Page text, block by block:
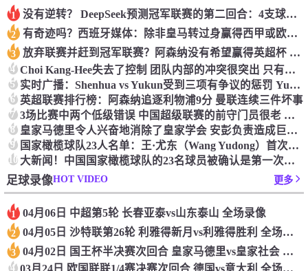
1 没有逆转？ DeepSeek预测冠军联赛的第二回合：4支球队在第一回合中获胜 枪手输了
2 有奇迹吗？西班牙媒体：除非皇马转过身赢得西甲或欧洲冠军
3 放弃联赛并赶到冠军联赛？阿森纳没有希望赢得英超杯 赢得欧洲冠军的可能性
4 Choi Kang-Hee失去了控制 团队内部的冲突很突出 只有一个人可以从水火中拯救崔孔
5 实时广播：Shenhua vs Yukun受到三项有争议的惩罚 Yukun将向中国足球联合会提出投诉
6 英超联赛排行榜：阿森纳追逐利物浦9分 曼联连续三件坏事
7 3场比赛中两个低级错误 中国超级联赛的前守门员很老 是时候让位了 最好的继任者出现
8 皇家马德里令人兴奋地消除了皇家学会 安彭负责造成巨大的灾难！
9 国家橄榄球队23人名单：王·尤东（Wang Yudong）首次被选为第11名 塞吉尼奥（Serginho）在名单上
10 大新闻！中国国家橄榄球队的23名球员被确认是第一次进入阵容
足球录像HOT VIDEO 更多
1 04月06日 中超第5轮 长春亚泰vs山东泰山 全场录像
2 04月05日 沙特联第26轮 利雅得新月vs利雅得胜利 全场录像
3 04月02日 国王杯半决赛次回合 皇家马德里vs皇家社会 全场录像
4 03月24日 欧国联联1/4赛决赛次回合 德国vs意大利 全场录像回放